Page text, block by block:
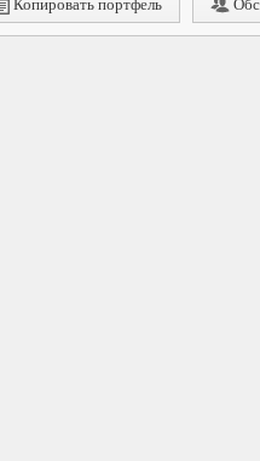
Копировать портфель